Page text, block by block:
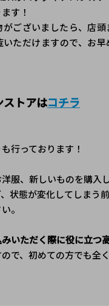
す！
ございましたら、店
いただけますので、お
トアはコチラ
行っております！
服、新しいものを購入
状態が変化してしまう
。
いただく際に役に立つ
で、初めての方でも全